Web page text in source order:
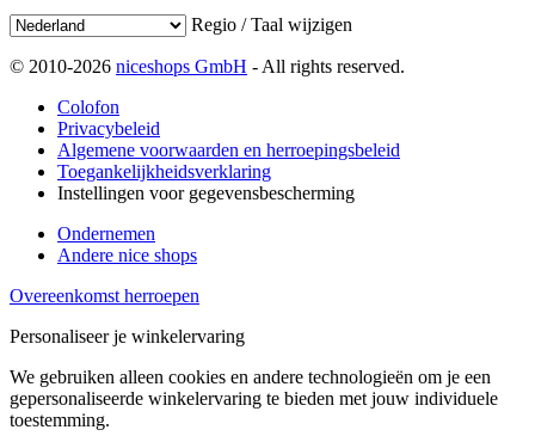
Regio / Taal wijzigen
© 2010-2026 niceshops GmbH - All rights reserved.
Colofon
Privacybeleid
Algemene voorwaarden en herroepingsbeleid
Toegankelijkheidsverklaring
Instellingen voor gegevensbescherming
Ondernemen
Andere nice shops
Overeenkomst herroepen
Personaliseer je winkelervaring
We gebruiken alleen cookies en andere technologieën om je een
gepersonaliseerde winkelervaring te bieden met jouw individuele
toestemming.